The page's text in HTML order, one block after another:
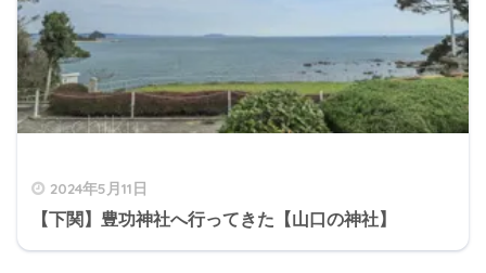
2024年5月11日
【下関】豊功神社へ行ってきた【山口の神社】